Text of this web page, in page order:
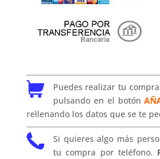
Puedes realizar tu
pulsando en el botón
rellenando los datos que se te
Si quieres algo más
tu compra por teléfono.